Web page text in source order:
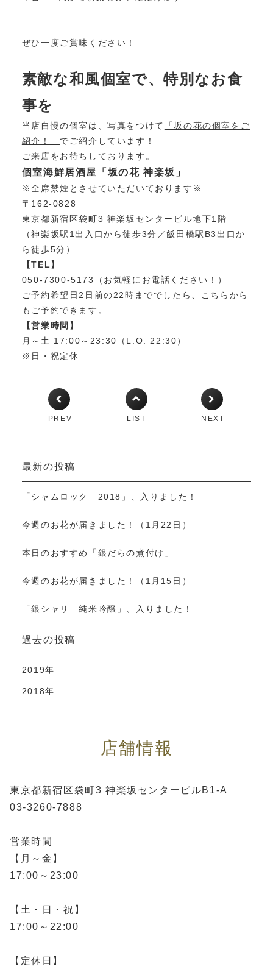
ぜひ一度ご賞味ください！
素敵な和風個室で、特別なお食
事を
当店自慢の個室は、写真をつけて
「坂の花の個室をご
紹介！」 でご紹介しています！
ご来店をお待ちしております。
個室海鮮居酒屋「坂の花 神楽坂」
※全席禁煙とさせていただいております※
〒162-0828
東京都新宿区袋町3 神楽坂センタービル地下1階
（神楽坂駅1出入口から徒歩3分／飯田橋駅B3出口か
ら徒歩5分）
【TEL】
050-7300-5173（お気軽にお電話ください！）
ご予約希望日2日前の22時まででしたら、
こちら から
もご予約できます。
【営業時間】
月～土 17:00～23:30（L.O. 22:30）
※日・祝定休
PREV LIST NEXT
最新の投稿
「シャムロック 2018」、入りました！
今週のお花が届きました！（1月22日）
本日のおすすめ「銀だらの煮付け」
今週のお花が届きました！（1月15日）
「銀シャリ 純米吟醸」、入りました！
過去の投稿
2019年
2018年
店舗情報
東京都新宿区袋町3 神楽坂センタービルB1-A
03-3260-7888
営業時間
【月～金】
17:00～23:00
【土・日・祝】
17:00～22:00
【定休日】